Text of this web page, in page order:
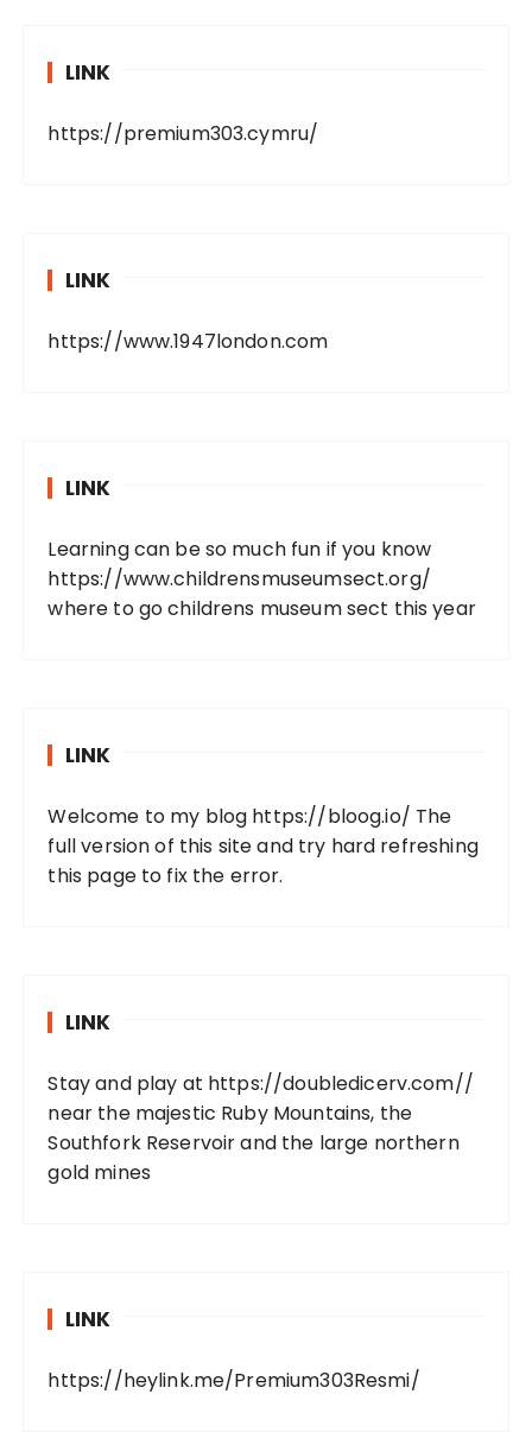
LINK
https://premium303.cymru/
LINK
https://www.1947london.com
LINK
Learning can be so much fun if you know
https://www.childrensmuseumsect.org/
where to go childrens museum sect this year
LINK
Welcome to my blog https://bloog.io/ The
full version of this site and try hard refreshing
this page to fix the error.
LINK
Stay and play at https://doubledicerv.com//
near the majestic Ruby Mountains, the
Southfork Reservoir and the large northern
gold mines
LINK
https://heylink.me/Premium303Resmi/